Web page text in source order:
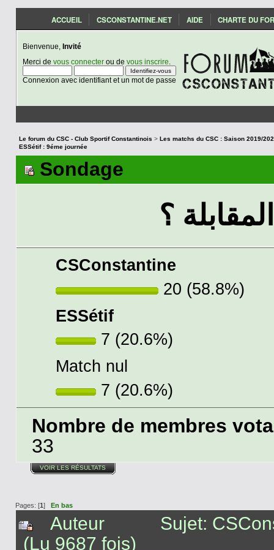
ACCUEIL CSCONSTANTINE.NET AIDE CHARTE DU
Bienvenue, Invité
Merci de vous connecterou de vous inscrire
Connexion avec identifiant et un mot de passe
Le forum du CSC - Club Sportif Constantinois >
ESSétif : 9éme journée
Sondage
؟
CSConstantine
20 (58.8%)
ESSétif
7 (20.6%)
Match nul
7 (20.6%)
Nombre de membres
33
VOIR LES RÉSULTATS
Pages: [1] En bas
Auteur
Sujet:
(Lu 9687 fois)